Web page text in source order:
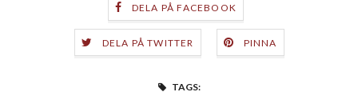
DELA PÅ FACEBOOK
DELA PÅ TWITTER PINNA
TAGS: